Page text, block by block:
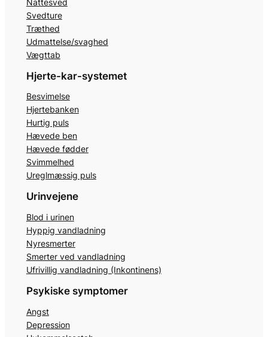
Svedture
Træthed
Udmattelse/svaghed
Vægttab
Hjerte-kar-systemet
Besvimelse
Hjertebanken
Hurtig puls
Hævede ben
Hævede fødder
Svimmelhed
Ureglmæssig puls
Urinvejene
Blod i urinen
Hyppig vandladning
Nyresmerter
Smerter ved vandladning
Ufrivillig vandladning (Inkontinens)
Psykiske symptomer
Angst
Depression